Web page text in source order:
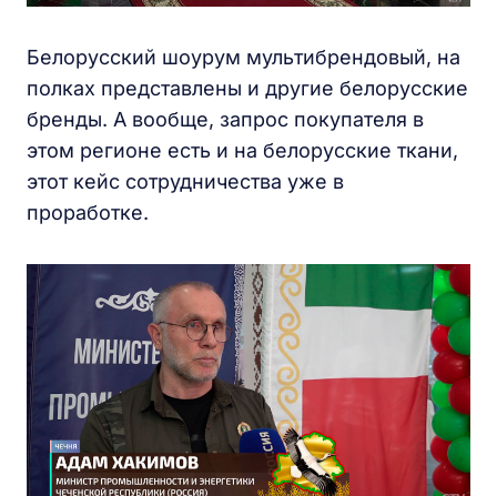
Белорусский шоурум мультибрендовый, на
полках представлены и другие белорусские
бренды. А вообще, запрос покупателя в
этом регионе есть и на белорусские ткани,
этот кейс сотрудничества уже в
проработке.